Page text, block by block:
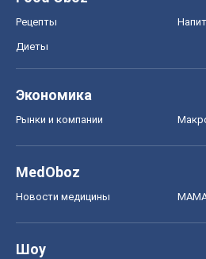
Рецепты
Диеты
Экономика
Рынки и компании
MedOboz
Новости медицины
Шоу